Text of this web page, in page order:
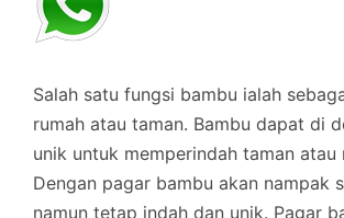
Salah satu fungsi bambu ialah
rumah atau taman. Bambu dapat di
unik untuk memperindah taman atau
Dengan pagar bambu akan nampak
namun tetap indah dan unik. Pagar